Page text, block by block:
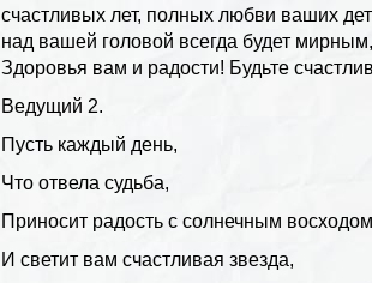
счастливых лет, полных любви ваших
над вашей головой всегда будет
Здоровья вам и радости! Будьте
Ведущий 2.
Пусть каждый день,
Что отвела судьба,
Приносит радость с солнечным
И светит вам счастливая звезда,